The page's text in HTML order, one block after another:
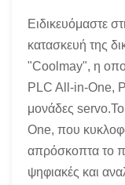
Ειδικευόμαστε
κατασκευή της
"Coolmay", η
PLC All-in-One,
μονάδες
One, που
απρόσκοπτα το
ψηφιακές και